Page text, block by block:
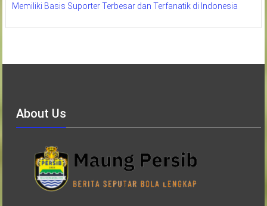
Memiliki Basis Suporter Terbesar dan Terfanatik di Indonesia
About Us